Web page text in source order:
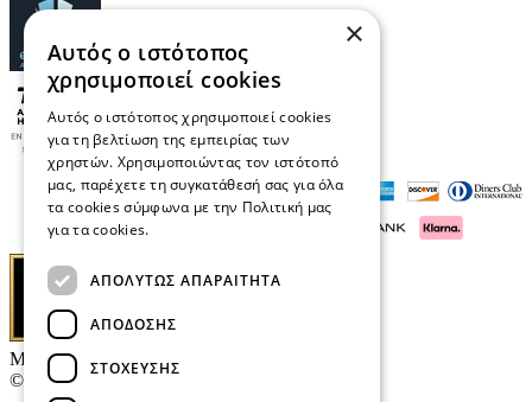
Μαρκάκης Οπτικά
© 2026
×
Αυτός ο ιστότοπος
χρησιμοποιεί cookies
Αυτός ο ιστότοπος χρησιμοποιεί cookies
για τη βελτίωση της εμπειρίας των
χρηστών. Χρησιμοποιώντας τον ιστότοπό
μας, παρέχετε τη συγκατάθεσή σας για όλα
τα cookies σύμφωνα με την Πολιτική μας
για τα cookies.
ΑΠΟΛΎΤΩΣ ΑΠΑΡΑΊΤΗΤΑ
ΑΠΌΔΟΣΗΣ
ΣΤΌΧΕΥΣΗΣ